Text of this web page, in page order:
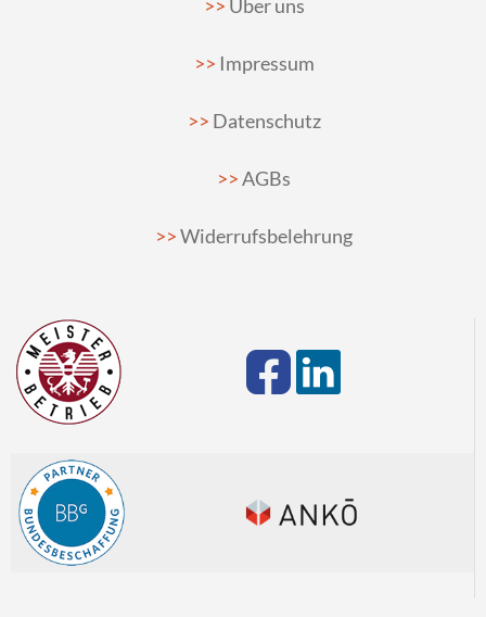
Über uns
Impressum
Datenschutz
AGBs
Widerrufsbelehrung